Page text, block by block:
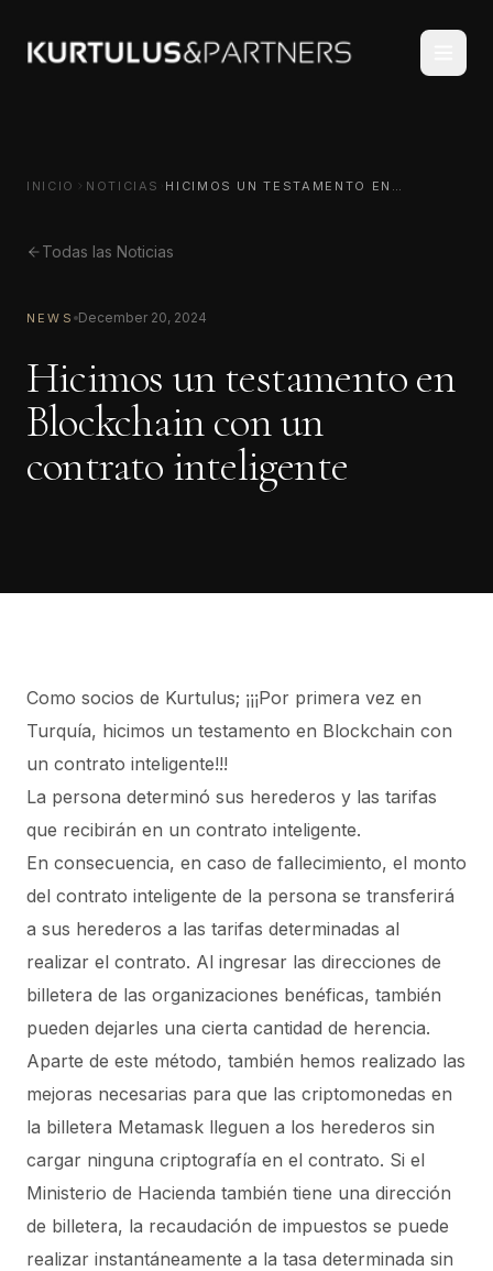
INICIO NOTICIAS
HICIMOS UN TESTAMENTO EN
Todas las Noticias
NEWS December 20, 2024
Hicimos un testamento en
Blockchain con un
contrato inteligente
Como socios de Kurtulus; ¡¡¡Por primera vez en
Turquía, hicimos un testamento en Blockchain con
un contrato inteligente!!!
La persona determinó sus herederos y las tarifas
que recibirán en un contrato inteligente.
En consecuencia, en caso de fallecimiento, el monto
del contrato inteligente de la persona se transferirá
a sus herederos a las tarifas determinadas al
realizar el contrato. Al ingresar las direcciones de
billetera de las organizaciones benéficas, también
pueden dejarles una cierta cantidad de herencia.
Aparte de este método, también hemos realizado las
mejoras necesarias para que las criptomonedas en
la billetera Metamask lleguen a los herederos sin
cargar ninguna criptografía en el contrato. Si el
Ministerio de Hacienda también tiene una dirección
de billetera, la recaudación de impuestos se puede
realizar instantáneamente a la tasa determinada sin